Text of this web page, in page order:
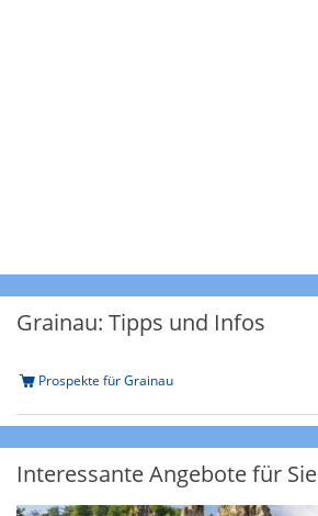
Grainau: Tipps und Infos
Prospekte für Grainau
Interessante Angebote für Sie